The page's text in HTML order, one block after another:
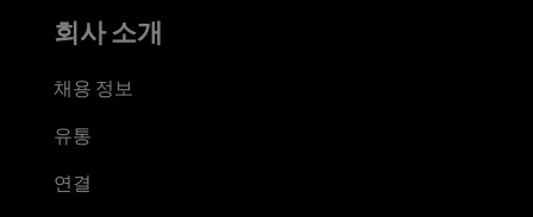
회사 소개
채용 정보
유통
연결